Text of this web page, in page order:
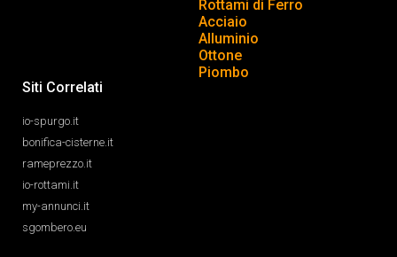
Rottami di Ferro
Acciaio
Alluminio
Ottone
Piombo
Siti Correlati
io-spurgo.it
bonifica-cisterne.it
rameprezzo.it
io-rottami.it
my-annunci.it
sgombero.eu